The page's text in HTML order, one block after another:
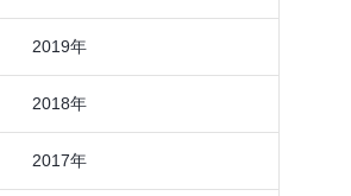
2019年
2018年
2017年